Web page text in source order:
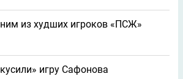
из худших игроков «ПСЖ»
игру Сафонова